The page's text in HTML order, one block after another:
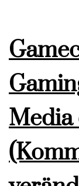
Media